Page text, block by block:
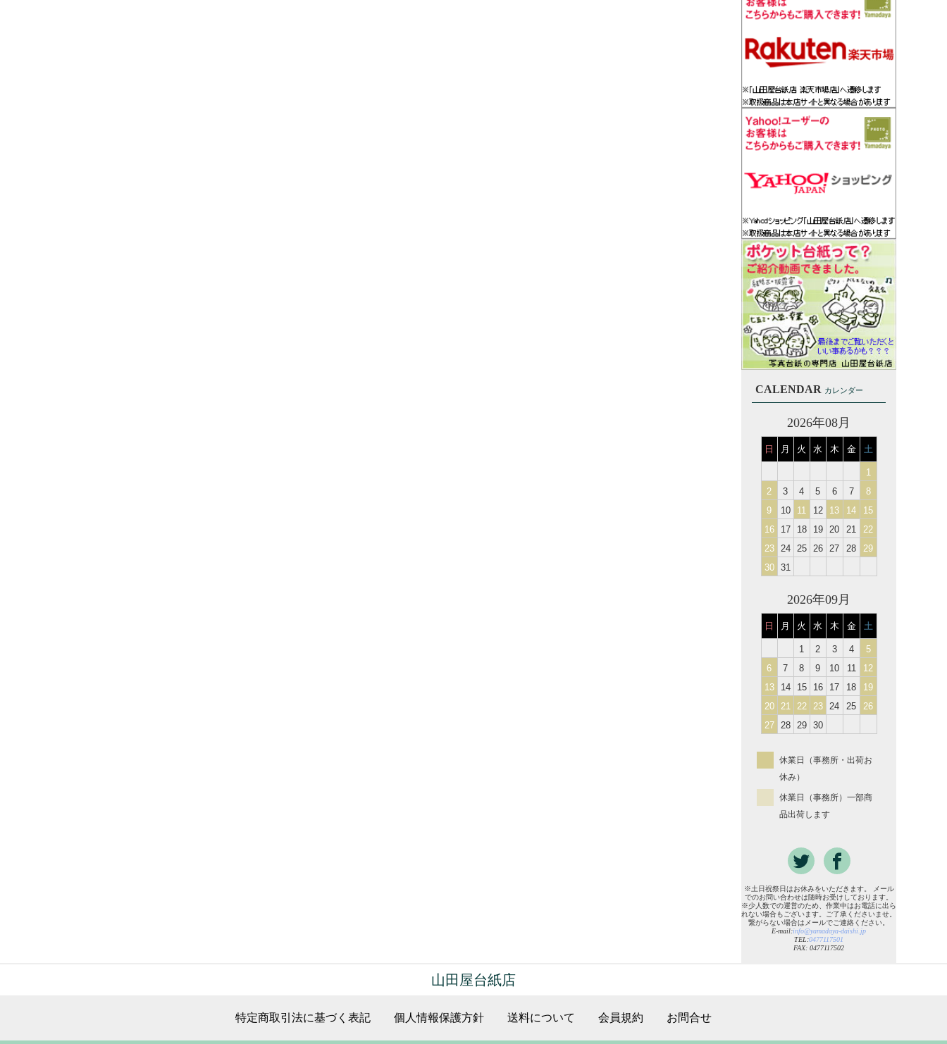
CALENDAR カレンダー
2026年08月
日 月 火 水 木 金 土
1
2
3 4 5 6 7
8
9
10 11 12 13 14
15
16
17 18 19 20 21
22
23
24 25 26 27 28
29
30
31
2026年09月
日 月 火 水 木 金 土
1 2 3 4
5
6
7 8 9 10 11
12
13
14 15 16 17 18
19
20
21 22 23 24 25
26
27
28 29 30
休業日（事務所・出荷お
休み）
休業日（事務所）一部商
品出荷します
※土日祝祭日はお休みをいただきます。 メール
でのお問い合わせは随時お受けしております。
※少人数での運営のため、作業中はお電話に出ら
れない場合もございます。ご了承くださいませ。
繋がらない場合はメールでご連絡ください。
E-mail:info@yamadaya-daishi.jp
TEL:0477117501
FAX: 0477117502
山田屋台紙店
特定商取引法に基づく表記 個人情報保護方針 送料について 会員規約 お問合せ